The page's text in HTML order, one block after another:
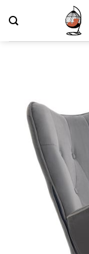
Inhalt
springen